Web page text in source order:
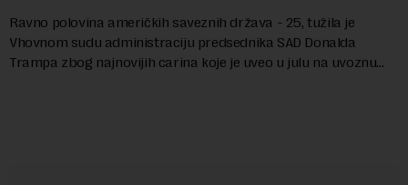
Ravno polovina američkih saveznih država - 25, tužila je
Vhovnom sudu administraciju predsednika SAD Donalda
Trampa zbog najnovijih carina koje je uveo u julu na uvoznu